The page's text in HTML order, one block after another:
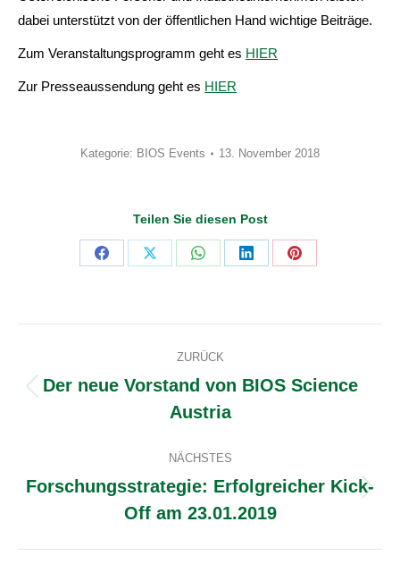
dabei unterstützt von der öffentlichen Hand wichtige Beiträge.
Zum Veranstaltungsprogramm geht es HIER
Zur Presseaussendung geht es HIER
Kategorie: BIOS Events 13. November 2018
Teilen Sie diesen Post
Share
Share
Share
Share
Share
ZURÜCK
Beitrag:
Der neue Vorstand von BIOS Science
Austria
NÄCHSTES
Beitrag:
Forschungsstrategie: Erfolgreicher Kick-
Off am 23.01.2019